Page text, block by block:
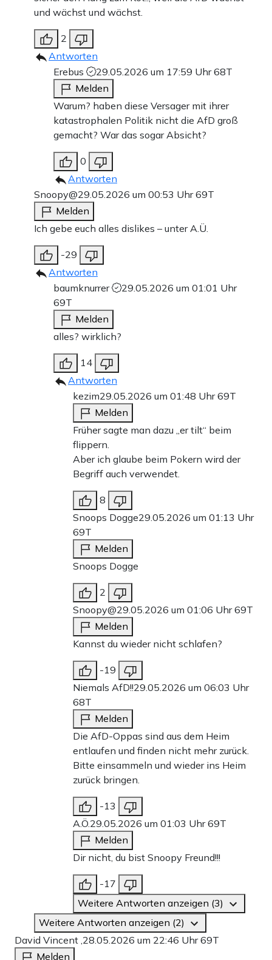
und wächst und wächst.
2
Antworten
Erebus
29.05.2026 um 17:59 Uhr68T
Melden
Warum? haben diese Versager mit ihrer
katastrophalen Politik nicht die AfD groß
gemacht? War das sogar Absicht?
0
Antworten
Snoopy@29.05.2026 um 00:53 Uhr69T
Melden
Ich gebe euch alles dislikes – unter A.Ü.
-29
Antworten
baumknurrer
29.05.2026 um 01:01 Uhr
69T
Melden
alles? wirklich?
14
Antworten
kezim29.05.2026 um 01:48 Uhr69T
Melden
Früher sagte man dazu „er tilt“ beim
flippern.
Aber ich glaube beim Pokern wird der
Begriff auch verwendet.
8
Snoops Dogge29.05.2026 um 01:13 Uhr
69T
Melden
Snoops Dogge
2
Snoopy@29.05.2026 um 01:06 Uhr69T
Melden
Kannst du wieder nicht schlafen?
-19
Niemals AfD!!29.05.2026 um 06:03 Uhr
68T
Melden
Die AfD-Oppas sind aus dem Heim
entlaufen und finden nicht mehr zurück.
Bitte einsammeln und wieder ins Heim
zurück bringen.
-13
A.Ö.29.05.2026 um 01:03 Uhr69T
Melden
Dir nicht, du bist Snoopy Freund!!!
-17
Weitere Antworten anzeigen (3)
Weitere Antworten anzeigen (2)
David Vincent ,28.05.2026 um 22:46 Uhr69T
Melden